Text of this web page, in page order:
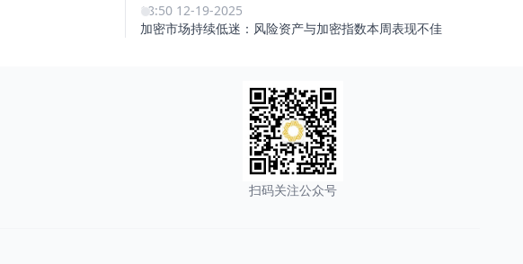
18:50 12-19-2025
加密市场持续低迷：风险资产与加密指数本周表现不佳
扫码关注公众号